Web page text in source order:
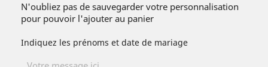
N'oubliez pas de sauvegarder votre personnalisation
pour pouvoir l'ajouter au panier
Indiquez les prénoms et date de mariage